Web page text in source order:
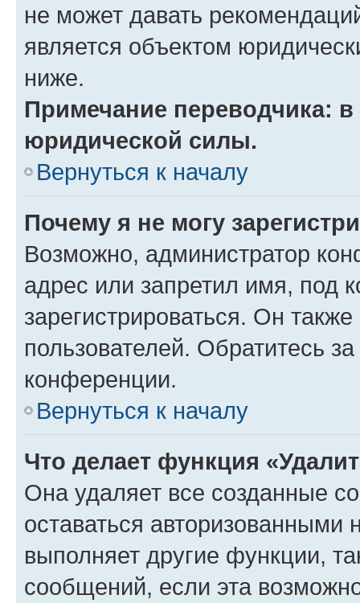
не может давать
является объектом
ниже.
Примечание переводчика:
юридической силы.
Вернуться к началу
Почему я не могу
Возможно, администратор
адрес или запретил имя, под
зарегистрироваться. Он
пользователей. Обратитесь
конференции.
Вернуться к началу
Что делает функция
Она удаляет все созданные
оставаться авторизованными
выполняет другие функции,
сообщений, если эта